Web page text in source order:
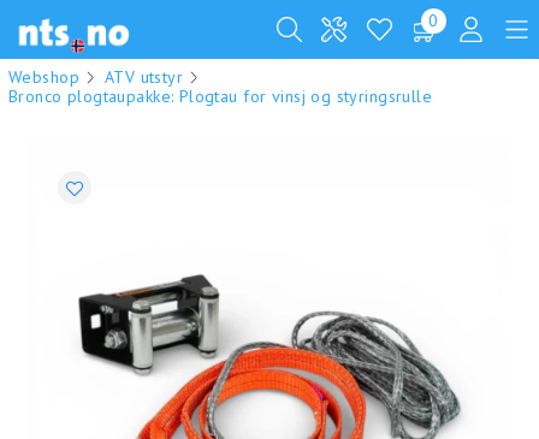
0
Webshop
ATV utstyr
Bronco plogtaupakke: Plogtau for vinsj og styringsrulle